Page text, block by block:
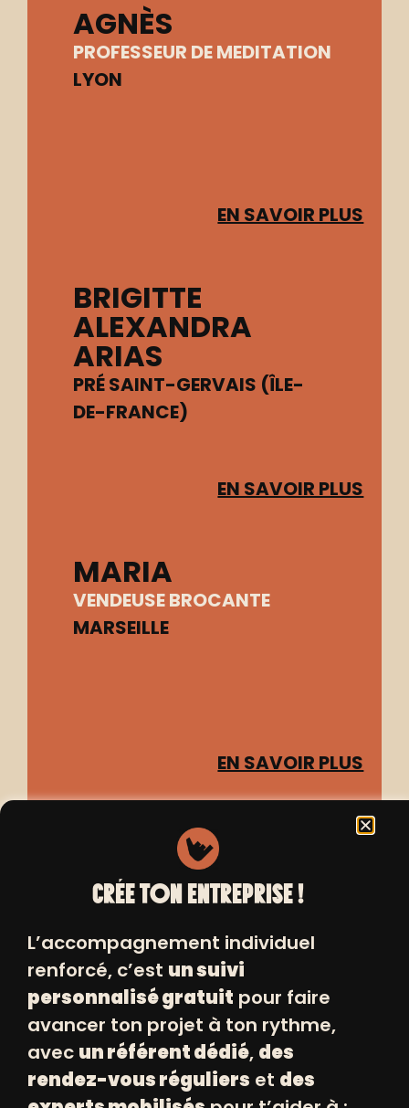
AGNÈS
PROFESSEUR DE MEDITATION
LYON
EN SAVOIR PLUS
BRIGITTE
ALEXANDRA
ARIAS
PRÉ SAINT-GERVAIS (ÎLE-
DE-FRANCE)
EN SAVOIR PLUS
MARIA
VENDEUSE BROCANTE
MARSEILLE
EN SAVOIR PLUS
COSTUMIÈRE| COUTURIÈRE |
ACCESSOIRISTE
EN SAVOIR PLUS
CRÉE TON ENTREPRISE !
L’accompagnement individuel
renforcé, c’est un suivi
personnalisé gratuit pour faire
avancer ton projet à ton rythme,
avec un référent dédié, des
rendez-vous réguliers et des